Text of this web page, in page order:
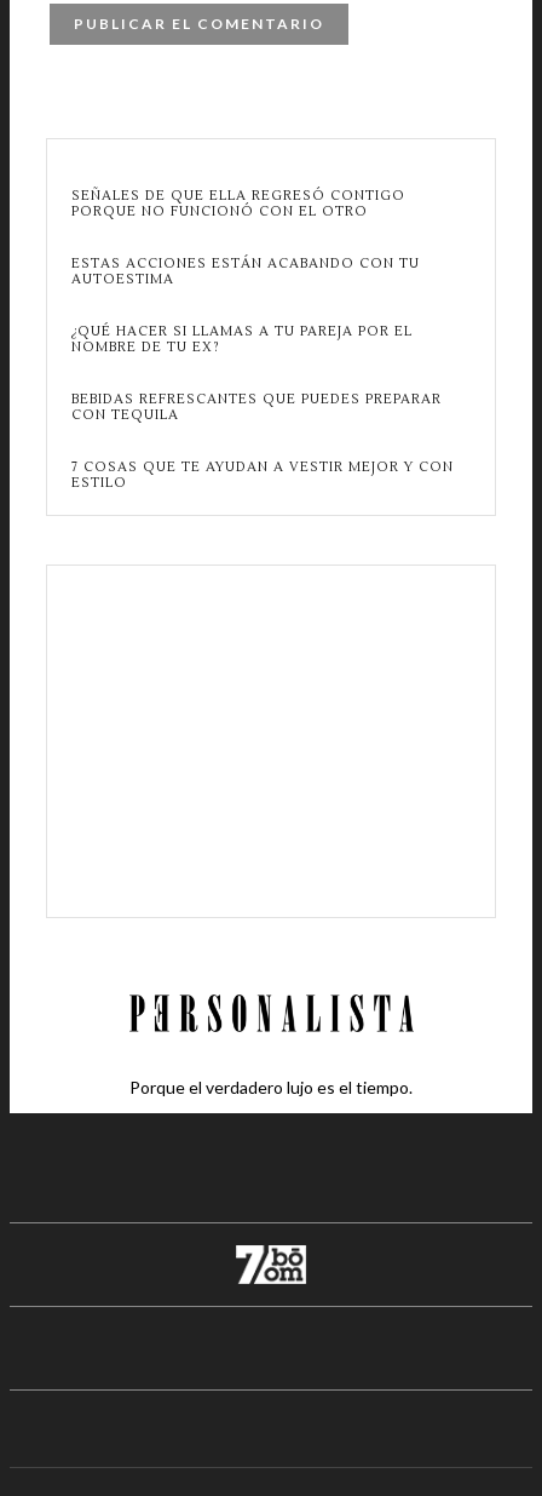
SEÑALES DE QUE ELLA REGRESÓ CONTIGO
PORQUE NO FUNCIONÓ CON EL OTRO
ESTAS ACCIONES ESTÁN ACABANDO CON TU
AUTOESTIMA
¿QUÉ HACER SI LLAMAS A TU PAREJA POR EL
NOMBRE DE TU EX?
BEBIDAS REFRESCANTES QUE PUEDES PREPARAR
CON TEQUILA
7 COSAS QUE TE AYUDAN A VESTIR MEJOR Y CON
ESTILO
Porque el verdadero lujo es el tiempo.